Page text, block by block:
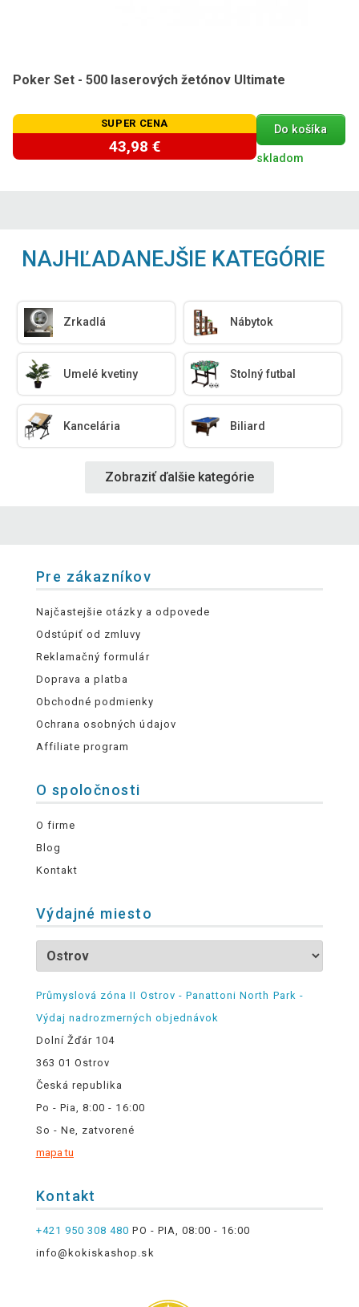
Poker Set - 500 laserových žetónov Ultimate
SUPER CENA
43,98 €
Do košíka
skladom
NAJHĽADANEJŠIE KATEGÓRIE
Zrkadlá Nábytok
Umelé kvetiny Stolný futbal
Kancelária Biliard
Zobraziť ďalšie kategórie
Pre zákazníkov
Najčastejšie otázky a odpovede
Odstúpiť od zmluvy
Reklamačný formulár
Doprava a platba
Obchodné podmienky
Ochrana osobných údajov
Affiliate program
O spoločnosti
O firme
Blog
Kontakt
Výdajné miesto
Průmyslová zóna II Ostrov - Panattoni North Park -
Výdaj nadrozmerných objednávok
Dolní Žďár 104
363 01 Ostrov
Česká republika
Po - Pia, 8:00 - 16:00
So - Ne, zatvorené
mapa tu
Kontakt
+421 950 308 480 PO - PIA, 08:00 - 16:00
info@kokiskashop.sk